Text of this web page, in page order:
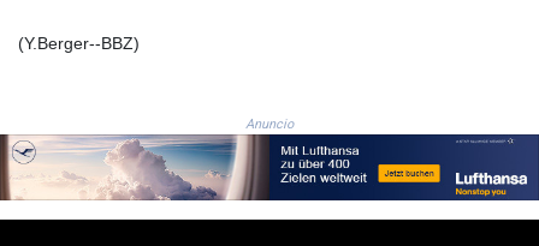
SDG 693.879389
SEK 10.95053
SLE 28.426523
(Y.Berger--BBZ)
Anuncio